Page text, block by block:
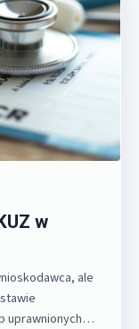
w
ale
uprawnionych…